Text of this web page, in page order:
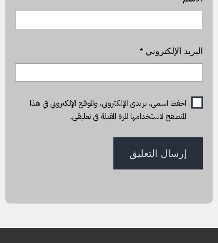
البريد الإلكتروني*
احفظ اسمي، بريدي الإلكتروني، والموقع الإلكتروني في هذا
المتصفح لاستخدامها المرة المقبلة في تعليقي.